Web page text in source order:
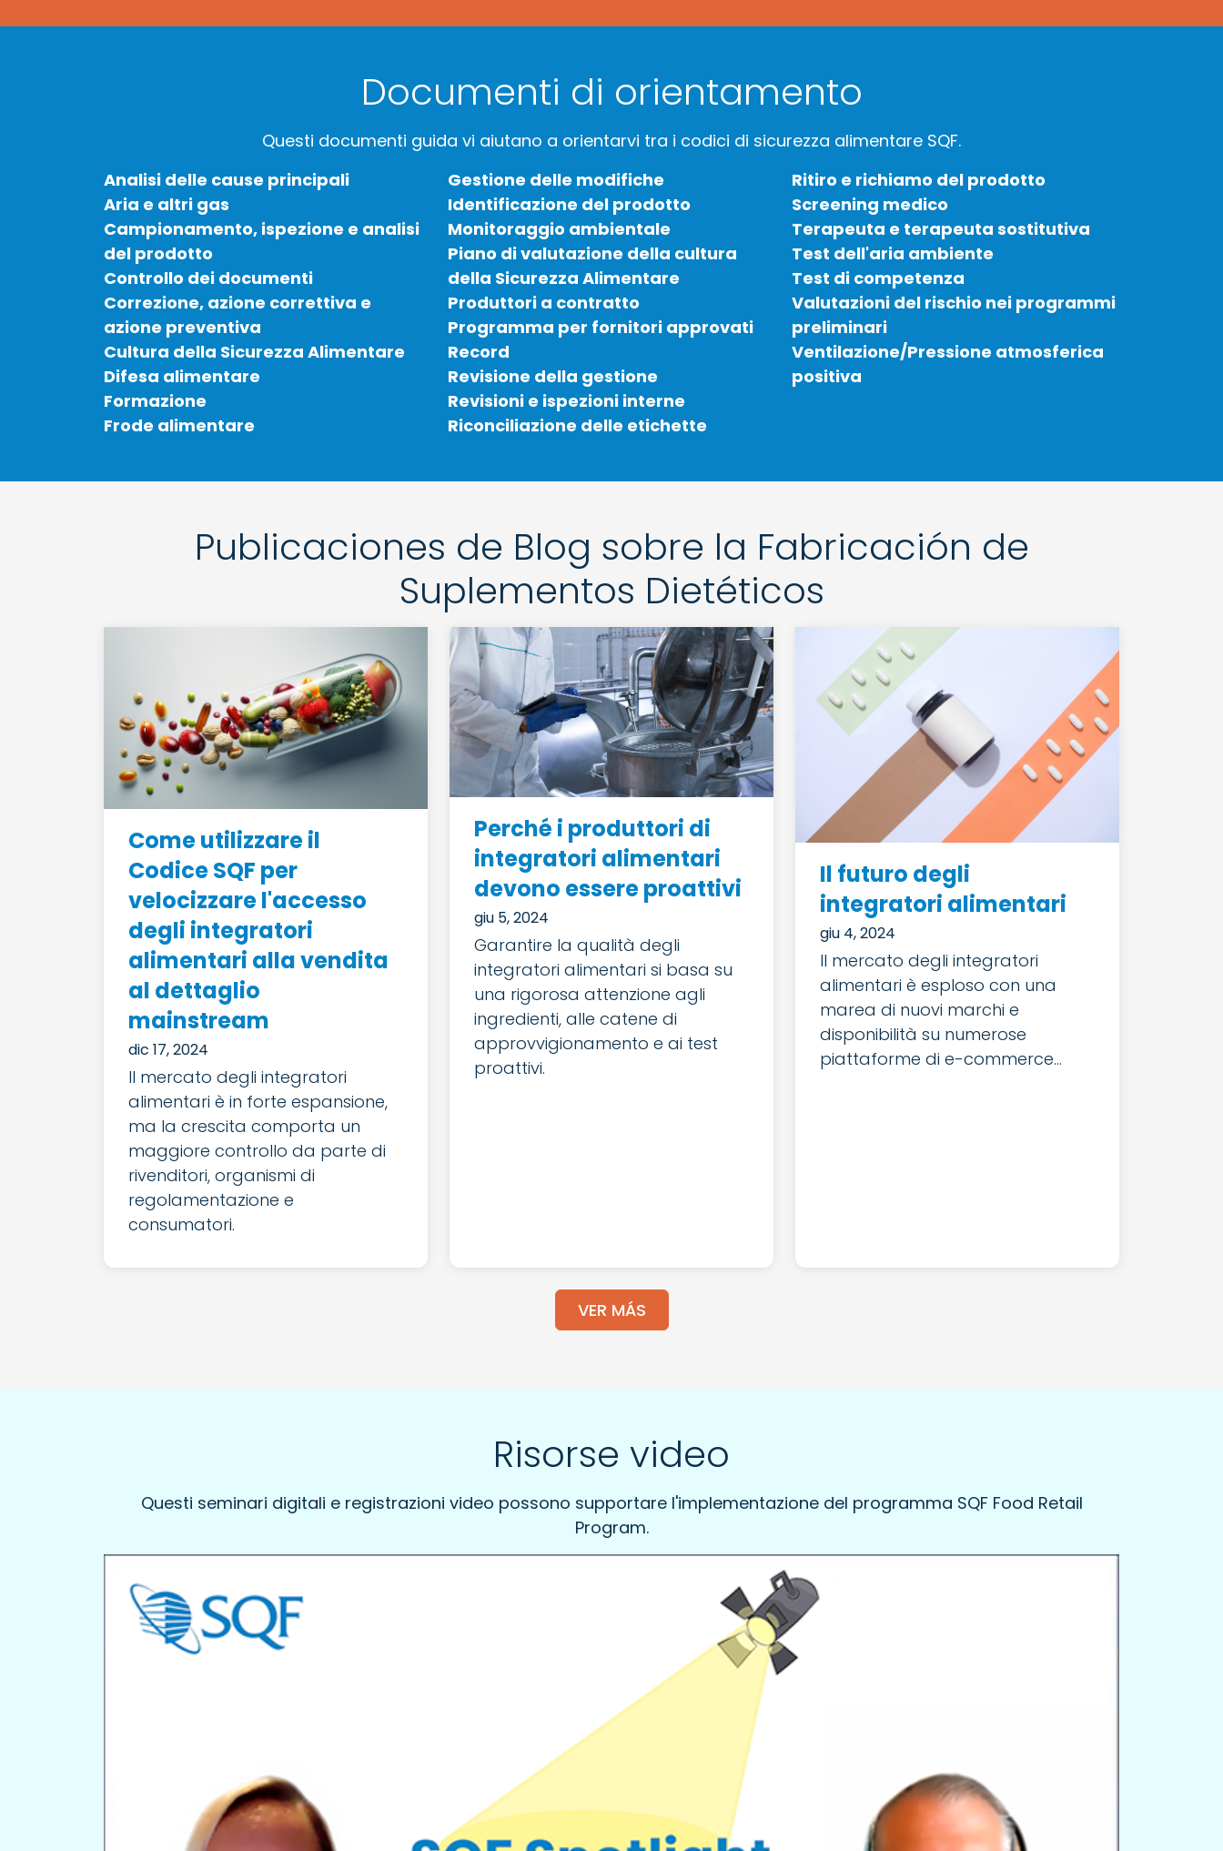
Documenti di orientamento
Questi documenti guida vi aiutano a orientarvi tra i codici di sicurezza alimentare SQF.
Analisi delle cause principali
Aria e altri gas
Campionamento, ispezione e analisi
del prodotto
Controllo dei documenti
Correzione, azione correttiva e
azione preventiva
Cultura della Sicurezza Alimentare
Difesa alimentare
Formazione
Frode alimentare
Gestione delle modifiche
Identificazione del prodotto
Monitoraggio ambientale
Piano di valutazione della cultura
della Sicurezza Alimentare
Produttori a contratto
Programma per fornitori approvati
Record
Revisione della gestione
Revisioni e ispezioni interne
Riconciliazione delle etichette
Ritiro e richiamo del prodotto
Screening medico
Terapeuta e terapeuta sostitutiva
Test dell'aria ambiente
Test di competenza
Valutazioni del rischio nei programmi
preliminari
Ventilazione/Pressione atmosferica
positiva
Publicaciones de Blog sobre la Fabricación de
Suplementos Dietéticos
Come utilizzare il
Codice SQF per
velocizzare l'accesso
degli integratori
alimentari alla vendita
al dettaglio
mainstream
dic 17, 2024
Il mercato degli integratori
alimentari è in forte espansione,
ma la crescita comporta un
maggiore controllo da parte di
rivenditori, organismi di
regolamentazione e
consumatori.
Perché i produttori di
integratori alimentari
devono essere proattivi
giu 5, 2024
Garantire la qualità degli
integratori alimentari si basa su
una rigorosa attenzione agli
ingredienti, alle catene di
approvvigionamento e ai test
proattivi.
Il futuro degli
integratori alimentari
giu 4, 2024
Il mercato degli integratori
alimentari è esploso con una
marea di nuovi marchi e
disponibilità su numerose
piattaforme di e-commerce...
VER MÁS
Risorse video
Questi seminari digitali e registrazioni video possono supportare l'implementazione del programma SQF Food Retail
Program.